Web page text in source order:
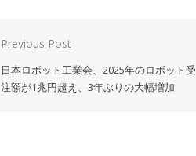
Previous Post
日本ロボット工業会、2025年のロボット受
注額が1兆円超え、3年ぶりの大幅増加